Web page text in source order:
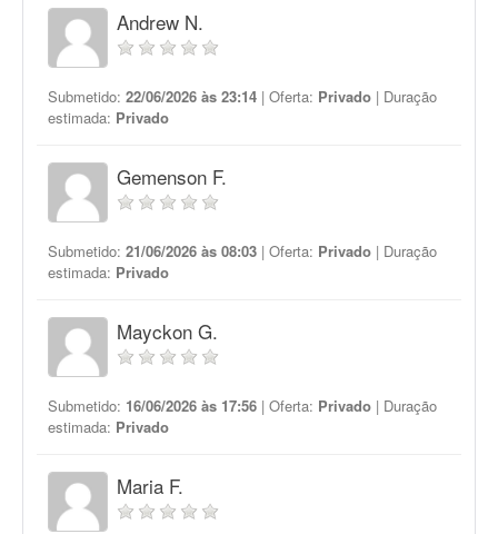
Andrew N.
Submetido: 22/06/2026 às 23:14 | Oferta: Privado | Duração
estimada: Privado
Gemenson F.
Submetido: 21/06/2026 às 08:03 | Oferta: Privado | Duração
estimada: Privado
Mayckon G.
Submetido: 16/06/2026 às 17:56 | Oferta: Privado | Duração
estimada: Privado
Maria F.